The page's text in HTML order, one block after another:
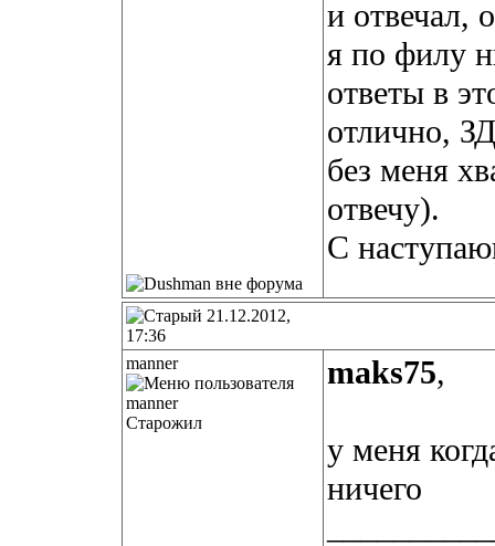
и отвечал,
я по филу
ответы в
отлично,
без меня
отвечу).
С
21.12.2012,
17:36
manner
Старожил
maks75,
у меня
ничего